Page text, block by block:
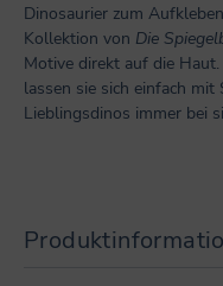
Dinosaurier zum
Kollektion von Die
Motive direkt auf die
lassen sie sich einfach
Lieblingsdinos immer bei